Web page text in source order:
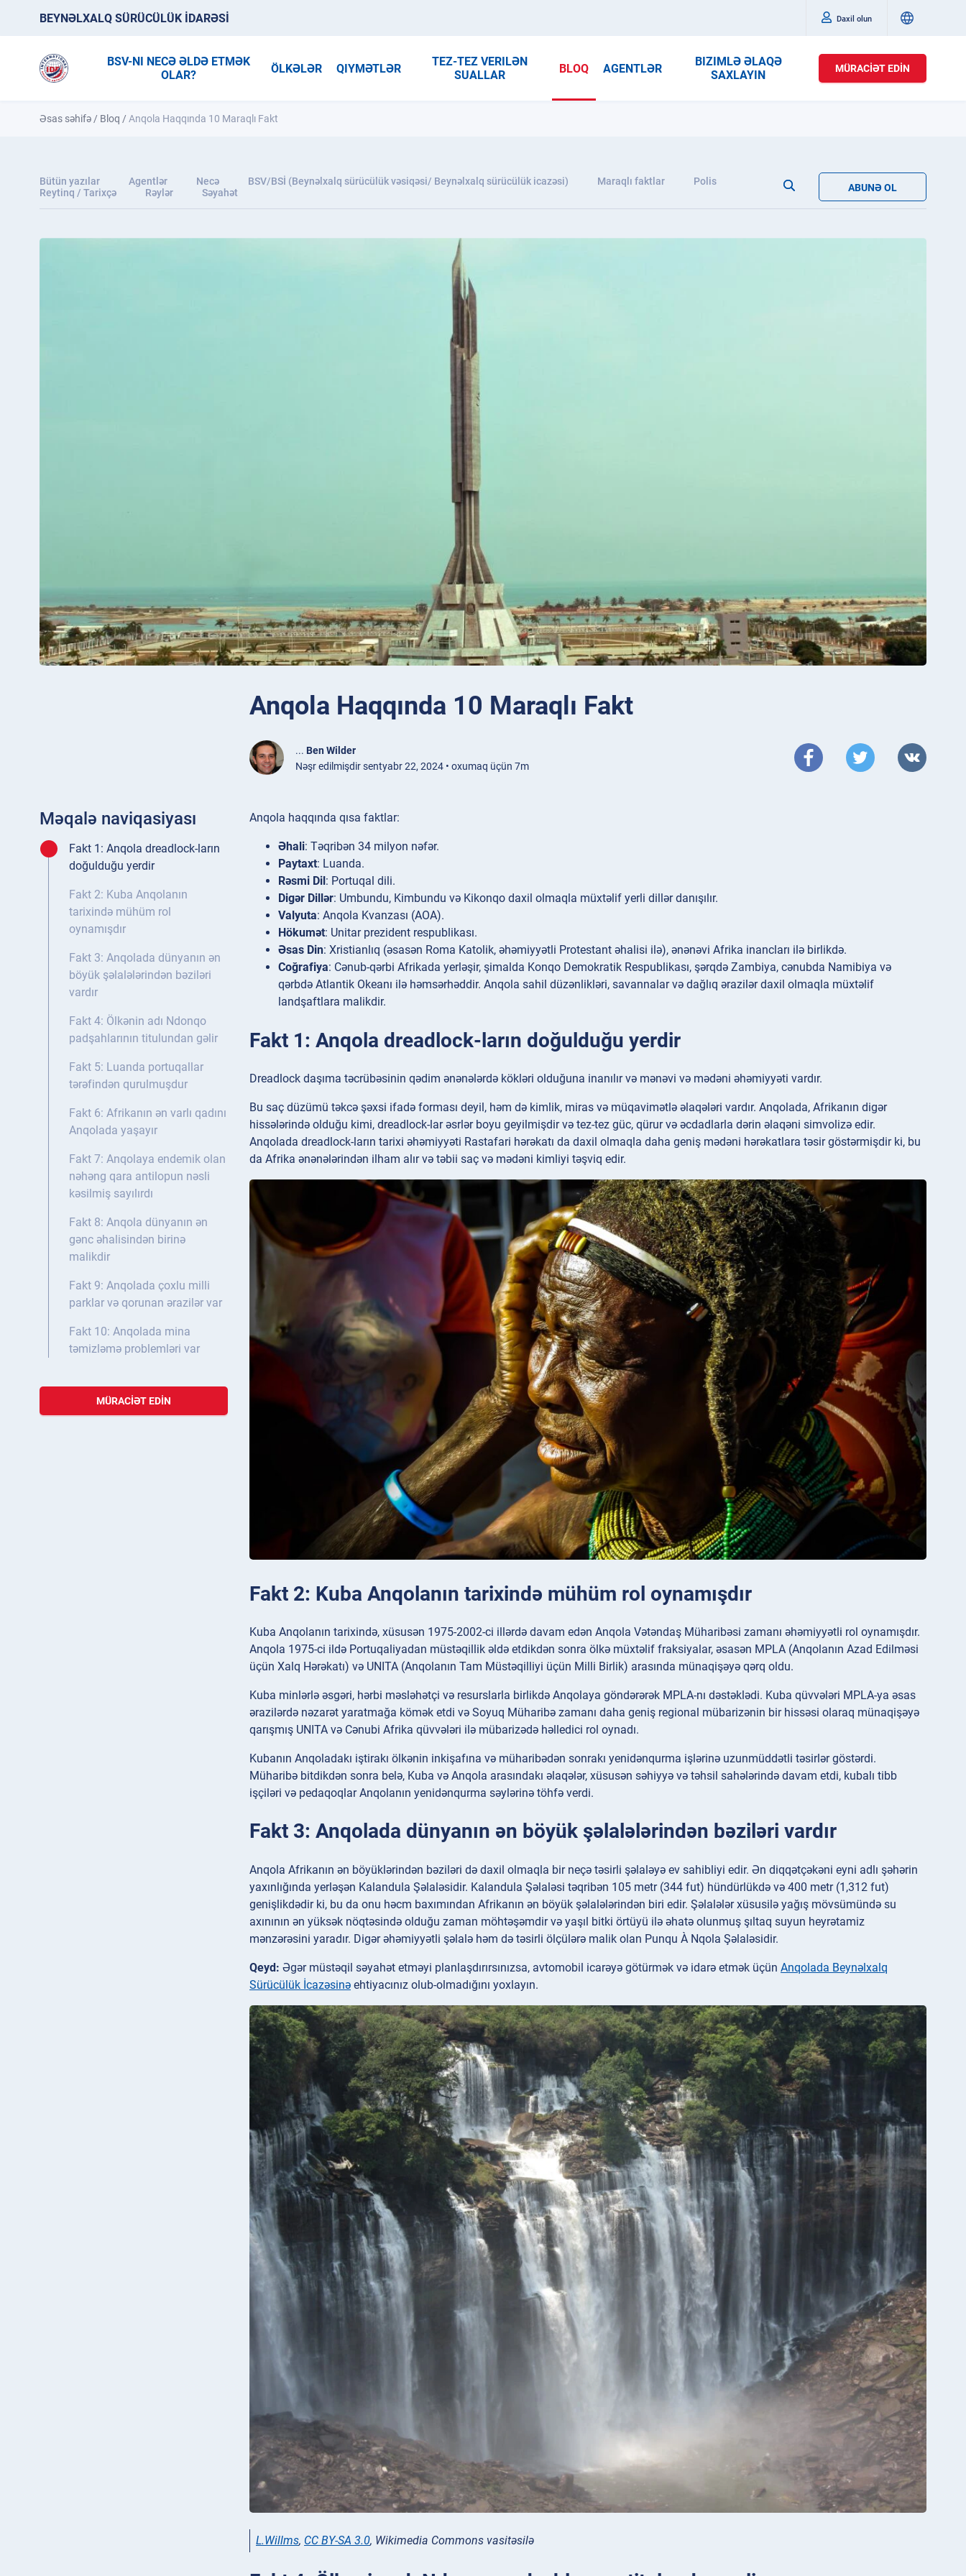
BEYNƏLXALQ SÜRÜCÜLÜK İDARƏSİ Daxil olun
BSV-NI NECƏ ƏLDƏ ETMƏK
OLAR?
ÖLKƏLƏR QIYMƏTLƏR
TEZ-TEZ VERILƏN
SUALLAR
BLOQ AGENTLƏR
BIZIMLƏ ƏLAQƏ
SAXLAYIN
MÜRACIƏT EDIN
Əsas səhifə / Bloq /Anqola Haqqında 10 Maraqlı Fakt
Bütün yazılar Agentlər Necə BSV/BSİ (Beynəlxalq sürücülük vəsiqəsi/ Beynəlxalq sürücülük icazəsi) Maraqlı faktlar
Polis
Reytinq / Tarixçə
Rəylər Səyahət ABUNƏ OL
Anqola Haqqında 10 Maraqlı Fakt
... Ben Wilder
Nəşr edilmişdir sentyabr 22, 2024 • oxumaq üçün 7m
Məqalə naviqasiyası
Fakt 1: Anqola dreadlock-ların
doğulduğu yerdir
Fakt 2: Kuba Anqolanın
tarixində mühüm rol
oynamışdır
Fakt 3: Anqolada dünyanın ən
böyük şəlalələrindən bəziləri
vardır
Fakt 4: Ölkənin adı Ndonqo
padşahlarının titulundan gəlir
Fakt 5: Luanda portuqallar
tərəfindən qurulmuşdur
Fakt 6: Afrikanın ən varlı qadını
Anqolada yaşayır
Fakt 7: Anqolaya endemik olan
nəhəng qara antilopun nəsli
kəsilmiş sayılırdı
Fakt 8: Anqola dünyanın ən
gənc əhalisindən birinə
malikdir
Fakt 9: Anqolada çoxlu milli
parklar və qorunan ərazilər var
Fakt 10: Anqolada mina
təmizləmə problemləri var
MÜRACIƏT EDIN
Anqola haqqında qısa faktlar:
Əhali: Təqribən 34 milyon nəfər.
Paytaxt: Luanda.
Rəsmi Dil : Portuqal dili.
Digər Dillər: Umbundu, Kimbundu və Kikonqo daxil olmaqla müxtəlif yerli dillər danışılır.
Valyuta: Anqola Kvanzası (AOA).
Hökumət: Unitar prezident respublikası.
Əsas Din: Xristianlıq (əsasən Roma Katolik, əhəmiyyətli Protestant əhalisi ilə), ənənəvi Afrika inancları ilə birlikdə.
Coğrafiya: Cənub-qərbi Afrikada yerləşir, şimalda Konqo Demokratik Respublikası, şərqdə Zambiya, cənubda Namibiya və
qərbdə Atlantik Okeanı ilə həmsərhəddir. Anqola sahil düzənlikləri, savannalar və dağlıq ərazilər daxil olmaqla müxtəlif
landşaftlara malikdir.
Fakt 1: Anqola dreadlock-ların doğulduğu yerdir
Dreadlock daşıma təcrübəsinin qədim ənənələrdə kökləri olduğuna inanılır və mənəvi və mədəni əhəmiyyəti vardır.
Bu saç düzümü təkcə şəxsi ifadə forması deyil, həm də kimlik, miras və müqavimətlə əlaqələri vardır. Anqolada, Afrikanın digər
hissələrində olduğu kimi, dreadlock-lar əsrlər boyu geyilmişdir və tez-tez güc, qürur və əcdadlarla dərin əlaqəni simvolizə edir.
Anqolada dreadlock-ların tarixi əhəmiyyəti Rastafari hərəkatı da daxil olmaqla daha geniş mədəni hərəkatlara təsir göstərmişdir ki, bu
da Afrika ənənələrindən ilham alır və təbii saç və mədəni kimliyi təşviq edir.
Fakt 2: Kuba Anqolanın tarixində mühüm rol oynamışdır
Kuba Anqolanın tarixində, xüsusən 1975-2002-ci illərdə davam edən Anqola Vətəndaş Müharibəsi zamanı əhəmiyyətli rol oynamışdır.
Anqola 1975-ci ildə Portuqaliyadan müstəqillik əldə etdikdən sonra ölkə müxtəlif fraksiyalar, əsasən MPLA (Anqolanın Azad Edilməsi
üçün Xalq Hərəkatı) və UNITA (Anqolanın Tam Müstəqilliyi üçün Milli Birlik) arasında münaqişəyə qərq oldu.
Kuba minlərlə əsgəri, hərbi məsləhətçi və resurslarla birlikdə Anqolaya göndərərək MPLA-nı dəstəklədi. Kuba qüvvələri MPLA-ya əsas
ərazilərdə nəzarət yaratmağa kömək etdi və Soyuq Müharibə zamanı daha geniş regional mübarizənin bir hissəsi olaraq münaqişəyə
qarışmış UNITA və Cənubi Afrika qüvvələri ilə mübarizədə həlledici rol oynadı.
Kubanın Anqoladakı iştirakı ölkənin inkişafına və müharibədən sonrakı yenidənqurma işlərinə uzunmüddətli təsirlər göstərdi.
Müharibə bitdikdən sonra belə, Kuba və Anqola arasındakı əlaqələr, xüsusən səhiyyə və təhsil sahələrində davam etdi, kubalı tibb
işçiləri və pedaqoqlar Anqolanın yenidənqurma səylərinə töhfə verdi.
Fakt 3: Anqolada dünyanın ən böyük şəlalələrindən bəziləri vardır
Anqola Afrikanın ən böyüklərindən bəziləri də daxil olmaqla bir neçə təsirli şəlaləyə ev sahibliyi edir. Ən diqqətçəkəni eyni adlı şəhərin
yaxınlığında yerləşən Kalandula Şəlaləsidir. Kalandula Şəlaləsi təqribən 105 metr (344 fut) hündürlükdə və 400 metr (1,312 fut)
genişlikdədir ki, bu da onu həcm baxımından Afrikanın ən böyük şəlalələrindən biri edir. Şəlalələr xüsusilə yağış mövsümündə su
axınının ən yüksək nöqtəsində olduğu zaman möhtəşəmdir və yaşıl bitki örtüyü ilə əhatə olunmuş şıltaq suyun heyrətamiz
mənzərəsini yaradır. Digər əhəmiyyətli şəlalə həm də təsirli ölçülərə malik olan Punqu À Nqola Şəlaləsidir.
Qeyd: Əgər müstəqil səyahət etməyi planlaşdırırsınızsa, avtomobil icarəyə götürmək və idarə etmək üçün Anqolada Beynəlxalq
Sürücülük İcazəsinə ehtiyacınız olub-olmadığını yoxlayın.
L.Willms, CC BY-SA 3.0, Wikimedia Commons vasitəsilə